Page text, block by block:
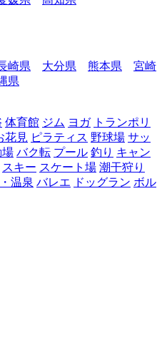
崎県 大分県 熊本県
宮崎
県
体育館 ジム ヨガ トランポリ
花見 ピラティス 野球場 サッ
場 バク転 プール 釣り キャン
スキー スケート場 潮干狩り
温泉 バレエ ドッグラン ボル